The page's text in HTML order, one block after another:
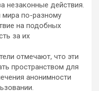
незаконные действия.
по-разному
на подобных
за их
отмечают, что эти
пространством для
анонимности